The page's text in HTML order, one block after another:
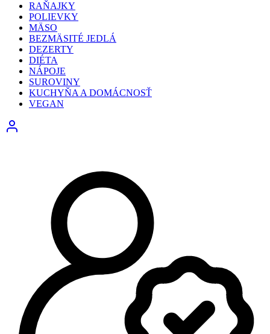
RAŇAJKY
POLIEVKY
MÄSO
BEZMÄSITÉ JEDLÁ
DEZERTY
DIÉTA
NÁPOJE
SUROVINY
KUCHYŇA A DOMÁCNOSŤ
VEGAN